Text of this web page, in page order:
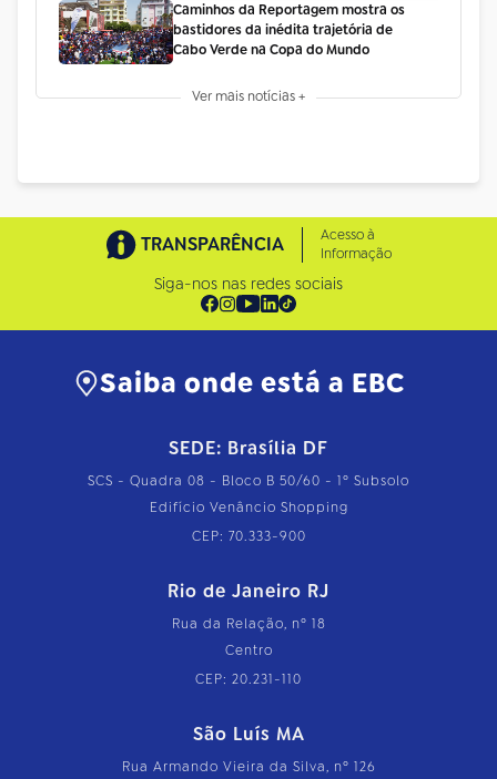
Caminhos da Reportagem mostra os
bastidores da inédita trajetória de
Cabo Verde na Copa do Mundo
Ver mais notícias +
TRANSPARÊNCIA
Acesso à
Informação
Siga-nos nas redes sociais
Saiba onde está a EBC
SEDE: Brasília DF
SCS - Quadra 08 - Bloco B 50/60 - 1º Subsolo
Edifício Venâncio Shopping
CEP: 70.333-900
Rio de Janeiro RJ
Rua da Relação, nº 18
Centro
CEP: 20.231-110
São Luís MA
Rua Armando Vieira da Silva, nº 126